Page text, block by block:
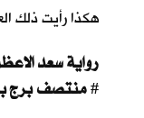
هكذا رأيت ذلك
رواية سعد
#